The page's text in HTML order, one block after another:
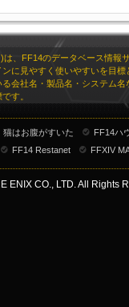
は、FF14のデータベース情報
に見やすく使いやすいを目標
会社名・製品名・システム名
す。
猫はお腹がすいた
FF14ハ
FF14 Restanet FFXIV
ENIX CO., LTD. All Rights